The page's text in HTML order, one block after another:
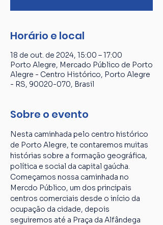
Horário e local
18 de out. de 2024, 15:00 – 17:00
Porto Alegre, Mercado Público de Porto
Alegre - Centro Histórico, Porto Alegre
- RS, 90020-070, Brasil
Sobre o evento
Nesta caminhada pelo centro histórico
de Porto Alegre, te contaremos muitas
histórias sobre a formação geográfica,
política e social da capital gaúcha.
Começamos nossa caminhada no
Mercdo Público, um dos principais
centros comerciais desde o início da
ocupação da cidade, depois
seguiremos até a Praça da Alfândega